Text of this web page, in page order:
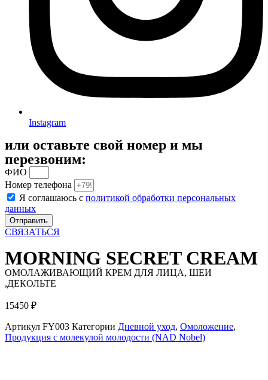
Instagram
или оставьте свой номер и мы
перезвоним:
ФИО
Номер телефона
Я соглашаюсь с политикой обработки персональных
данных
Отправить
СВЯЗАТЬСЯ
MORNING SECRET CREAM
ОМОЛАЖИВАЮЩИЙ КРЕМ ДЛЯ ЛИЦА, ШЕИ
,ДЕКОЛЬТЕ
15450 ₽
Артикул FY003 Категории Дневной уход, Омоложение,
Продукция с молекулой молодости (NAD Nobel)